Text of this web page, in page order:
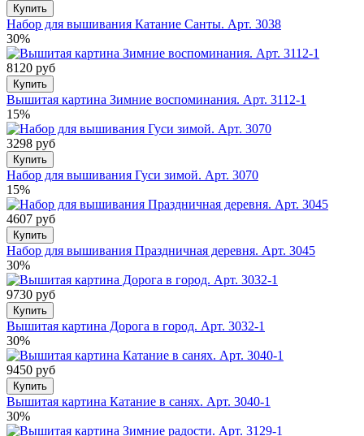
Купить
Набор для вышивания Катание Санты. Арт. 3038
30%
8120 руб
Купить
Вышитая картина Зимние воспоминания. Арт. 3112-1
15%
3298 руб
Купить
Набор для вышивания Гуси зимой. Арт. 3070
15%
4607 руб
Купить
Набор для вышивания Праздничная деревня. Арт. 3045
30%
9730 руб
Купить
Вышитая картина Дорога в город. Арт. 3032-1
30%
9450 руб
Купить
Вышитая картина Катание в санях. Арт. 3040-1
30%